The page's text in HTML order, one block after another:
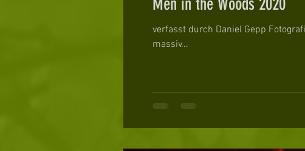
verfasst durch Daniel Gepp
massiv...